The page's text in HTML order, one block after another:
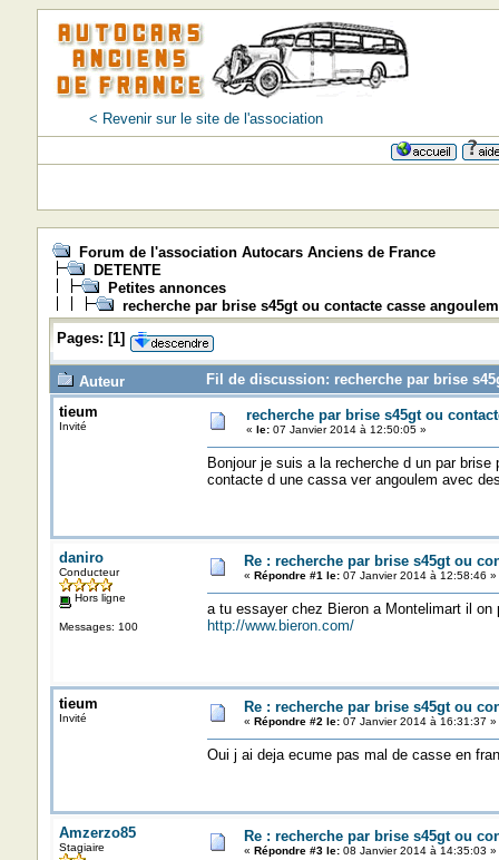
< Revenir sur le site de l'association
Forum de l'association Autocars Anciens de France
DETENTE
Petites annonces
recherche par brise s45gt ou contacte casse angoulem
Pages: [1]
Auteur
Fil de discussion: recherche par brise
tieum
Invité
recherche par brise s45gt ou
« le:07 Janvier 2014 à 12:50:05 »
Bonjour je suis a la recherche d un par
contacte d une cassa ver angoulem avec
daniro
Conducteur
Hors ligne
Messages: 100
Re : recherche par brise s45gt ou
« Répondre #1 le:07 Janvier 2014 à 12:58:46 »
a tu essayer chez Bieron a Montelimart il on
http://www.bieron.com/
tieum
Invité
Re : recherche par brise s45gt ou
« Répondre #2 le:07 Janvier 2014 à 16:31:37 »
Oui j ai deja ecume pas mal de casse en
Amzerzo85
Stagiaire
Re : recherche par brise s45gt ou
« Répondre #3 le:08 Janvier 2014 à 14:35:03 »